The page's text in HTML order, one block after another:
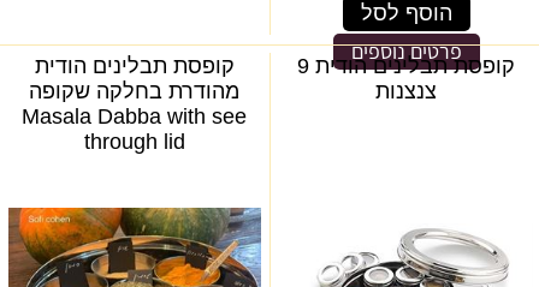
הוסף לסל
פרטים נוספים
קופסת תבלינים הודית 9
צנצנות
קופסת תבלינים הודית
מהודרת בחלקה שקופה
Masala Dabba with see
through lid